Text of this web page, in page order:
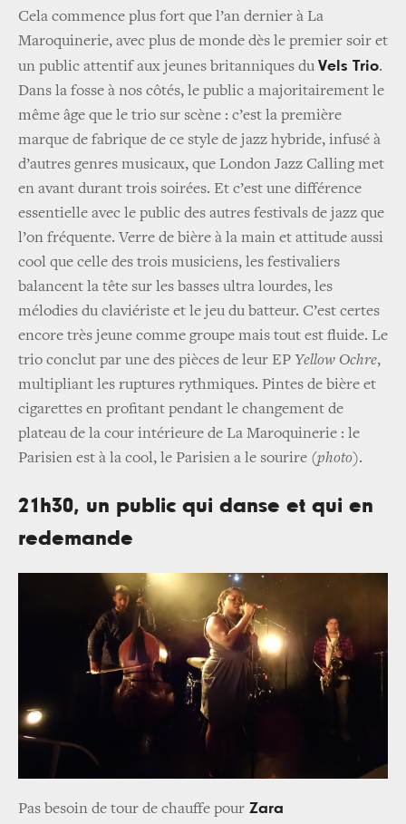
Cela commence plus fort que l’an dernier à La
Maroquinerie, avec plus de monde dès le premier soir et
un public attentif aux jeunes britanniques du Vels Trio.
Dans la fosse à nos côtés, le public a majoritairement le
même âge que le trio sur scène : c’est la première
marque de fabrique de ce style de jazz hybride, infusé à
d’autres genres musicaux, que London Jazz Calling met
en avant durant trois soirées. Et c’est une différence
essentielle avec le public des autres festivals de jazz que
l’on fréquente. Verre de bière à la main et attitude aussi
cool que celle des trois musiciens, les festivaliers
balancent la tête sur les basses ultra lourdes, les
mélodies du claviériste et le jeu du batteur. C’est certes
encore très jeune comme groupe mais tout est fluide. Le
trio conclut par une des pièces de leur EP Yellow Ochre,
multipliant les ruptures rythmiques. Pintes de bière et
cigarettes en profitant pendant le changement de
plateau de la cour intérieure de La Maroquinerie : le
Parisien est à la cool, le Parisien a le sourire (photo).
21h30, un public qui danse et qui en
redemande
Pas besoin de tour de chauffe pour Zara